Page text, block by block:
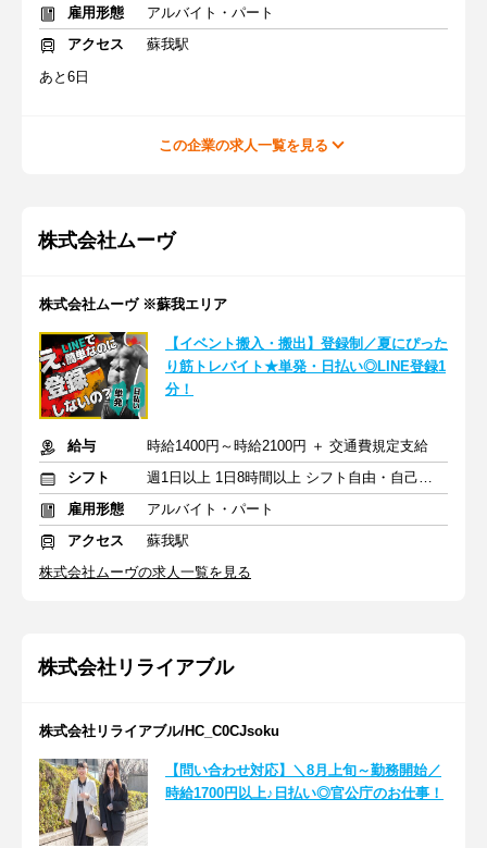
雇用形態
アルバイト・パート
アクセス
蘇我駅
あと6日
この企業の求人一覧を見る
株式会社ムーヴ
株式会社ムーヴ ※蘇我エリア
【イベント搬入・搬出】登録制／夏にぴった
り筋トレバイト★単発・日払い◎LINE登録1
分！
給与
時給1400円～時給2100円 ＋ 交通費規定支給
シフト
週1日以上 1日8時間以上 シフト自由・自己申告
雇用形態
アルバイト・パート
アクセス
蘇我駅
株式会社ムーヴの求人一覧を見る
株式会社リライアブル
株式会社リライアブル/HC_C0CJsoku
【問い合わせ対応】＼8月上旬～勤務開始／
時給1700円以上♪日払い◎官公庁のお仕事！